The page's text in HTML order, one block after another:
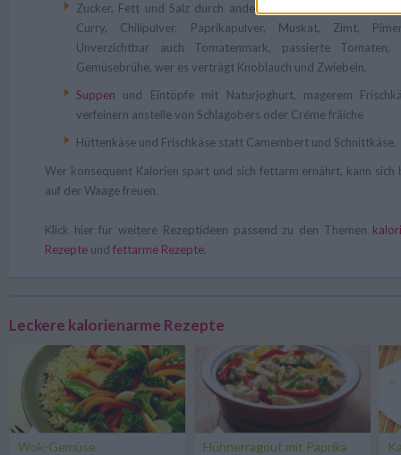
Zucker, Fett und Salz durch andere Gewürze ersetzen:
Curry, Chilipulver, Paprikapulver, Muskat, Zimt,
Unverzichtbar auch Tomatenmark, passierte Tomaten,
Gemüsebrühe, wer es verträgt Knoblauch und Zwiebeln.
Suppen und Eintöpfe mit Naturjoghurt, magerem
verfeinern anstelle von Schlagobers oder Créme frâiche
Hüttenkäse und Frischkäse statt Camembert und Schnittkäse.
Wer konsequent Kalorien spart und sich fettarm ernährt, kann sich
auf der Waage freuen.
Klick hier für weitere Rezeptideen passend zu den Themen
Rezepte und fettarme Rezepte.
Leckere kalorienarme Rezepte
Wok-Gemüse Hühnerragout mit Paprika